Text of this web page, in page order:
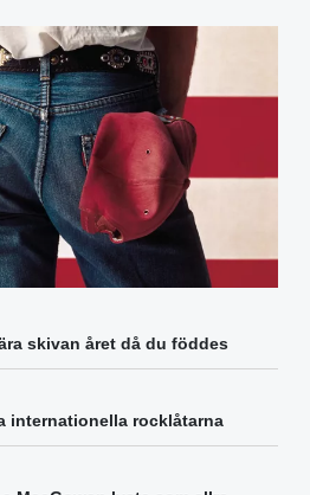
skivan året då du föddes
internationella rocklåtarna